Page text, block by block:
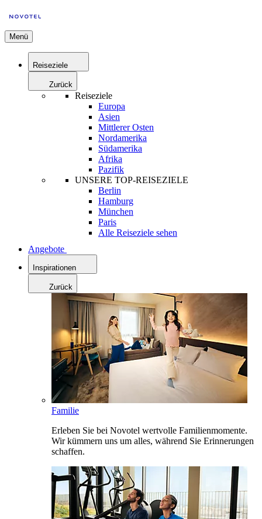
Menü
Reiseziele
Zurück
Reiseziele
Europa
Asien
Mittlerer Osten
Nordamerika
Südamerika
Afrika
Pazifik
UNSERE TOP-REISEZIELE
Berlin
Hamburg
München
Paris
Alle Reiseziele sehen
Angebote
Inspirationen
Zurück
Familie
Erleben Sie bei Novotel wertvolle Familienmomente.
Wir kümmern uns um alles, während Sie Erinnerungen
schaffen.